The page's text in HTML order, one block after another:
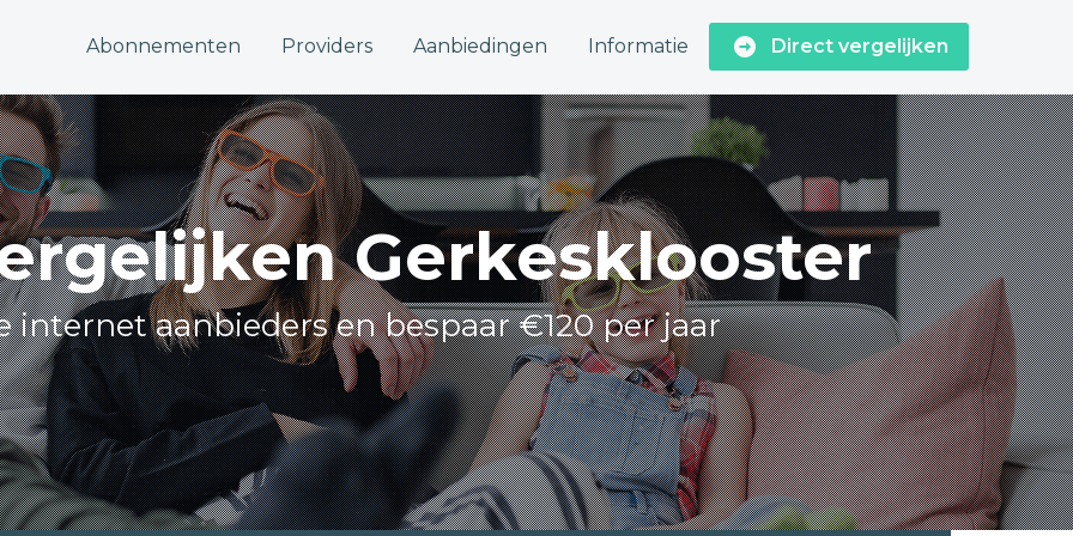
Abonnementen Providers Aanbiedingen Informatie Direct vergelijken
Gerkesklooster
internet aanbieders en bespaar €120 per jaar